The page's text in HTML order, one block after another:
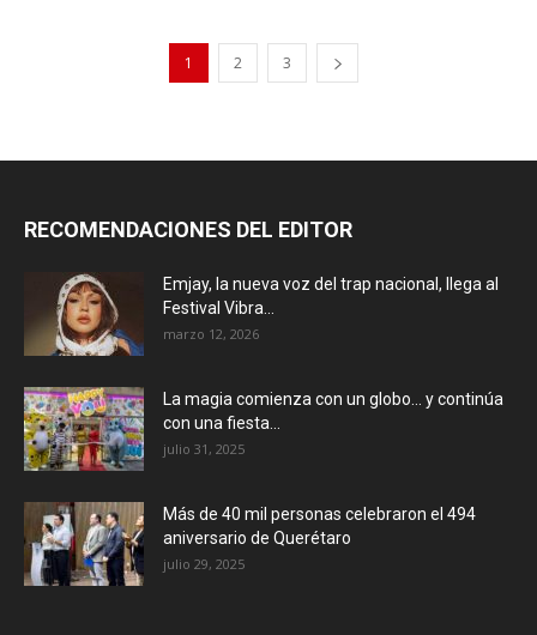
1 2 3
RECOMENDACIONES DEL EDITOR
Emjay, la nueva voz del trap nacional, llega al
Festival Vibra...
marzo 12, 2026
La magia comienza con un globo… y continúa
con una fiesta...
julio 31, 2025
Más de 40 mil personas celebraron el 494
aniversario de Querétaro
julio 29, 2025